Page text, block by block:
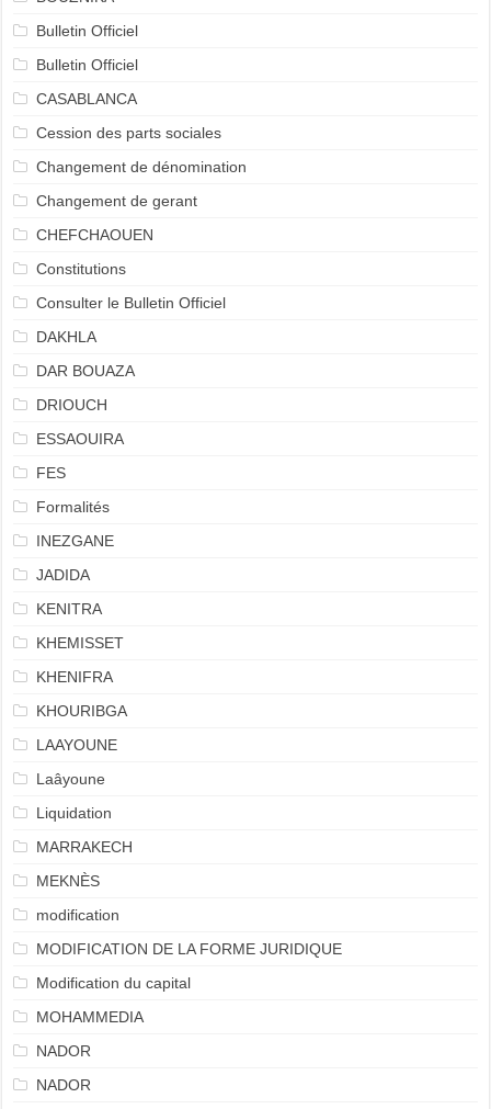
Bulletin Officiel
Bulletin Officiel
CASABLANCA
Cession des parts sociales
Changement de dénomination
Changement de gerant
CHEFCHAOUEN
Constitutions
Consulter le Bulletin Officiel
DAKHLA
DAR BOUAZA
DRIOUCH
ESSAOUIRA
FES
Formalités
INEZGANE
JADIDA
KENITRA
KHEMISSET
KHENIFRA
KHOURIBGA
LAAYOUNE
Laâyoune
Liquidation
MARRAKECH
MEKNÈS
modification
MODIFICATION DE LA FORME JURIDIQUE
Modification du capital
MOHAMMEDIA
NADOR
NADOR